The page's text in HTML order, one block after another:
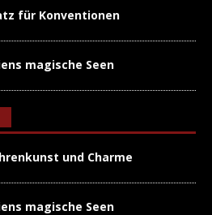
für Konventionen
magische Seen
und Charme
magische Seen